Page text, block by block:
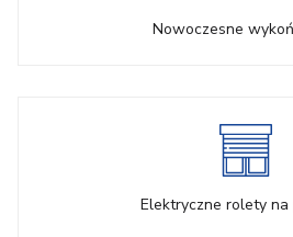
Nowoczesne
Elektryczne rolety